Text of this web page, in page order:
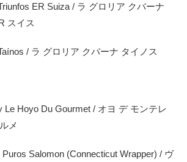
ER Suiza / ラ グロリア クバーナ
スイス
/ ラ グロリア クバーナ タイノス
Le Hoyo Du Gourmet / オヨ デ モンテレ
メ
Puros Salomon (Connecticut Wrapper) / ヴ